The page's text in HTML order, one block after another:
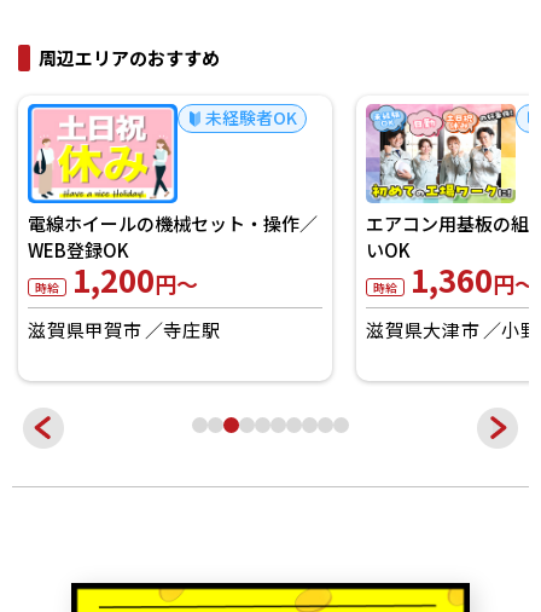
周辺エリアのおすすめ
未経験者OK
電線ホイールの機械セット・操作／
WEB登録OK
時給 1,200円～
滋賀県甲賀市 寺庄駅
エアコン用基板の組
いOK
時給 1,360円～
滋賀県大津市 小